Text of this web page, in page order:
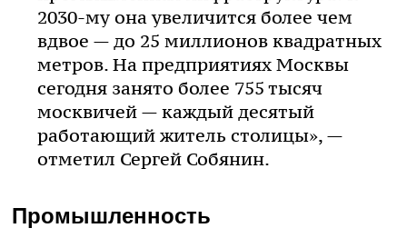
2030-му она увеличится более чем
вдвое — до 25 миллионов квадратных
метров. На предприятиях Москвы
сегодня занято более 755 тысяч
москвичей — каждый десятый
работающий житель столицы», —
отметил Сергей Собянин.
Промышленность